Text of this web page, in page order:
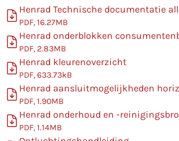
Henrad Technische documentatie
PDF, 16.27MB
Henrad onderblokken
PDF, 2.83MB
Henrad kleurenoverzicht
PDF, 633.73kB
Henrad aansluitmogelijkheden
PDF, 1.90MB
Henrad onderhoud en -
PDF, 1.14MB